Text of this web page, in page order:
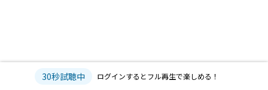
30秒試聴中 ログインするとフル再生で楽しめる！